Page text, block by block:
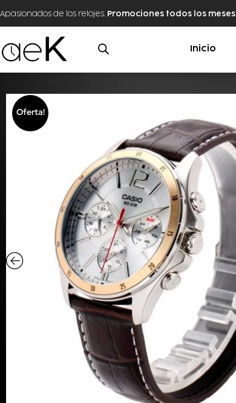
Apasionados de los relojes. Promociones todos los meses
Inicio
Oferta!